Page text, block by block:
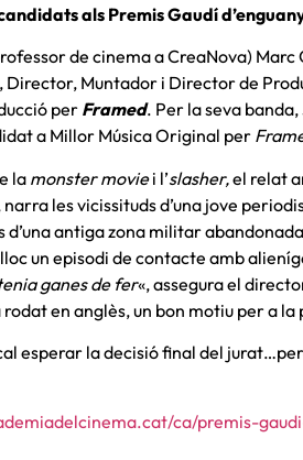
als Premis Gaudí
de cinema a CreaNova)
Director, Muntador i Director de
perFramed. Per la seva
a Millor Música Original per
la monster moviei l’slasher,el relat
les vicissituds d’una jove
d’una antiga zona militar
un episodi de contacte amb
ganes de fer«, assegura el
rodat en anglès, un bon motiu per a
esperar la decisió final del
ca/premis-